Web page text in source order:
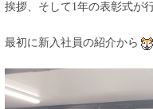
挨拶、そして1年の表彰式が
最初に新入社員の紹介から